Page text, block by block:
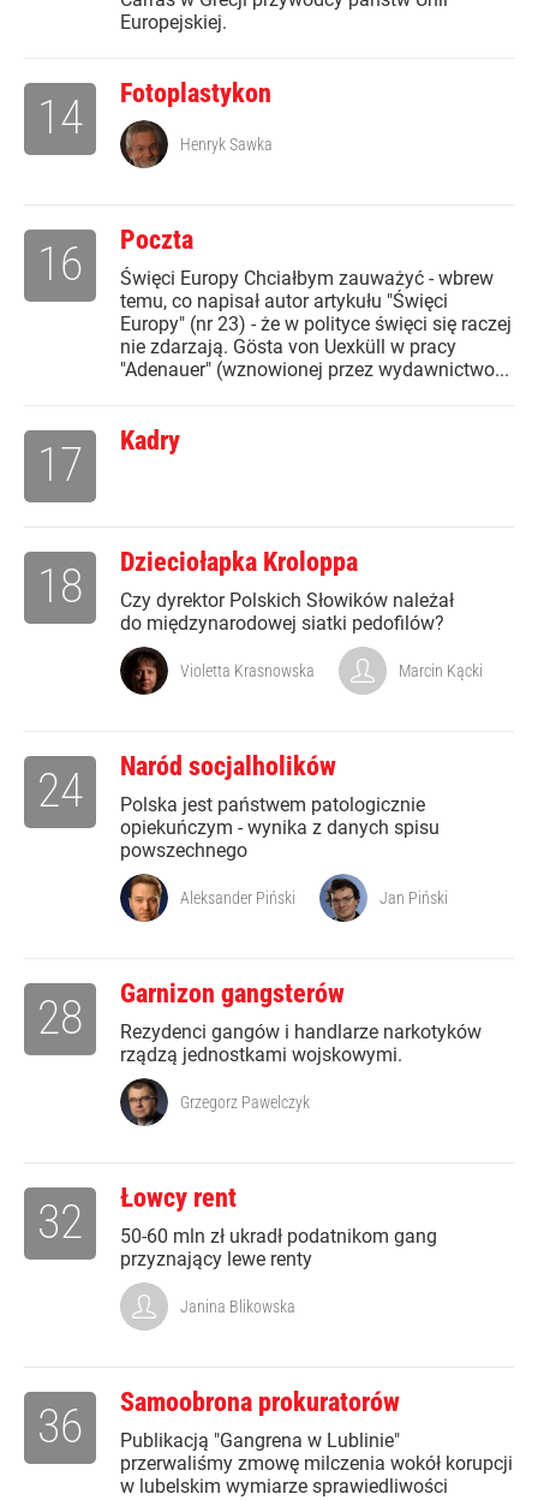
Europejskiej.
Fotoplastykon
14 Henryk Sawka
Poczta
Święci Europy Chciałbym zauważyć - wbrew
temu, co napisał autor artykułu "Święci
Europy" (nr 23) - że w polityce święci się raczej
nie zdarzają. Gösta von Uexküll w pracy
"Adenauer" (wznowionej przez wydawnictwo...
16
Kadry
17
Dzieciołapka Kroloppa
Czy dyrektor Polskich Słowików należał
do międzynarodowej siatki pedofilów?
18
Violetta Krasnowska Marcin Kącki
Naród socjalholików
Polska jest państwem patologicznie
opiekuńczym - wynika z danych spisu
powszechnego
24
Aleksander Piński Jan Piński
Garnizon gangsterów
Rezydenci gangów i handlarze narkotyków
rządzą jednostkami wojskowymi.
28
Grzegorz Pawelczyk
Łowcy rent
50-60 mln zł ukradł podatnikom gang
przyznający lewe renty
32
Janina Blikowska
Samoobrona prokuratorów
Publikacją "Gangrena w Lublinie"
przerwaliśmy zmowę milczenia wokół korupcji
w lubelskim wymiarze sprawiedliwości
36